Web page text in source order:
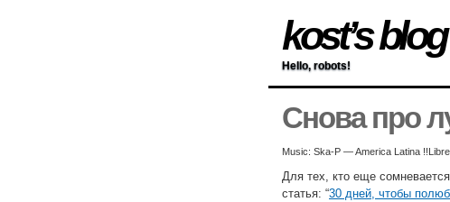
kost’s blog
Hello, robots!
Снова про
Music: Ska-P — America Latina
Для тех, кто еще
статья: “30 дней, чтобы